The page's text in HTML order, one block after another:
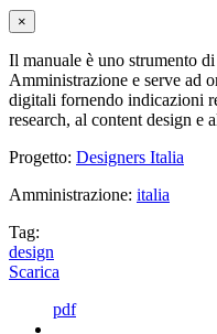
×
Il manuale è uno strumento
Amministrazione e serve ad
digitali fornendo indicazioni
research, al content design e
Progetto: Designers Italia
Amministrazione: italia
Tag:
design
Scarica
pdf